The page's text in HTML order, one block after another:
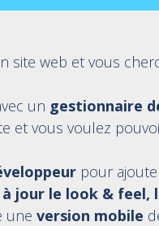
site web et vous
un gestionnaire
et vous voulez
pour
jour le look & feel,
une version mobile